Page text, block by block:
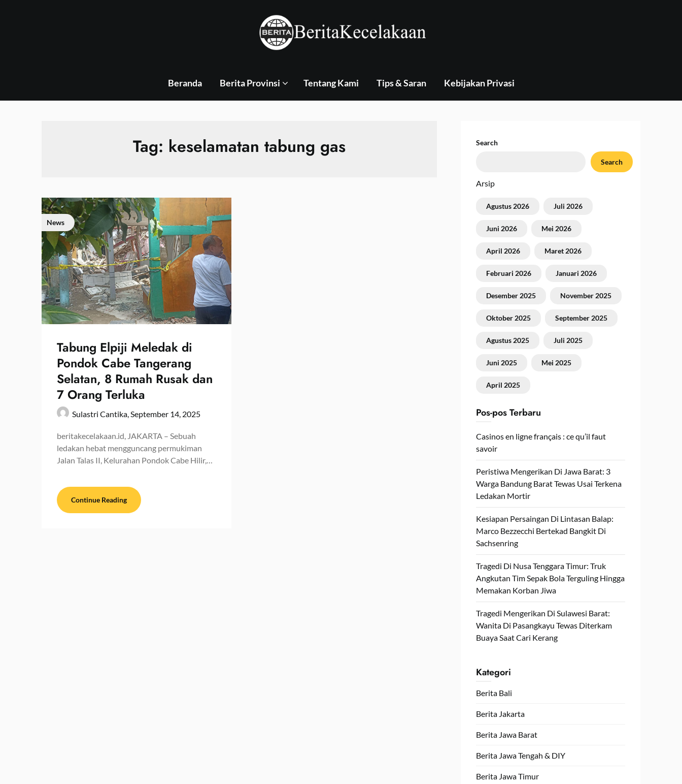
Beranda Berita Provinsi Tentang Kami Tips & Saran Kebijakan Privasi
Tag: keselamatan tabung gas
News
Tabung Elpiji Meledak di
Pondok Cabe Tangerang
Selatan, 8 Rumah Rusak dan
7 Orang Terluka
Sulastri Cantika,September 14, 2025
beritakecelakaan.id, JAKARTA – Sebuah
ledakan hebat mengguncang permukiman
Jalan Talas II, Kelurahan Pondok Cabe Hilir,…
Continue Reading
Search
Search
Arsip
Agustus 2026 Juli 2026
Juni 2026 Mei 2026
April 2026 Maret 2026
Februari 2026 Januari 2026
Desember 2025 November 2025
Oktober 2025 September 2025
Agustus 2025 Juli 2025
Juni 2025 Mei 2025
April 2025
Pos-pos Terbaru
Casinos en ligne français : ce qu’il faut
savoir
Peristiwa Mengerikan Di Jawa Barat: 3
Warga Bandung Barat Tewas Usai Terkena
Ledakan Mortir
Kesiapan Persaingan Di Lintasan Balap:
Marco Bezzecchi Bertekad Bangkit Di
Sachsenring
Tragedi Di Nusa Tenggara Timur: Truk
Angkutan Tim Sepak Bola Terguling Hingga
Memakan Korban Jiwa
Tragedi Mengerikan Di Sulawesi Barat:
Wanita Di Pasangkayu Tewas Diterkam
Buaya Saat Cari Kerang
Kategori
Berita Bali
Berita Jakarta
Berita Jawa Barat
Berita Jawa Tengah & DIY
Berita Jawa Timur